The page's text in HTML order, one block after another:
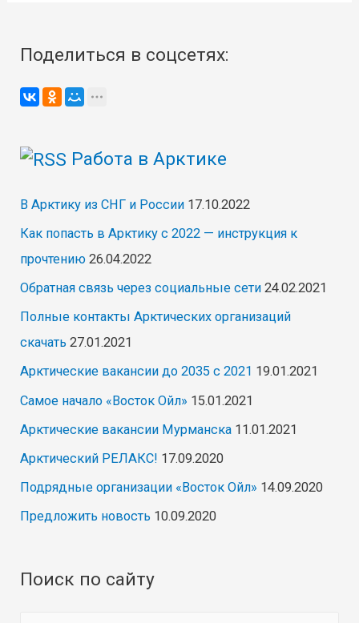
Поделиться в соцсетях:
Работа в Арктике
В Арктику из СНГ и России 17.10.2022
Как попасть в Арктику с 2022 — инструкция к
прочтению 26.04.2022
Обратная связь через социальные сети 24.02.2021
Полные контакты Арктических организаций
скачать 27.01.2021
Арктические вакансии до 2035 с 2021 19.01.2021
Самое начало «Восток Ойл» 15.01.2021
Арктические вакансии Мурманска 11.01.2021
Арктический РЕЛАКС! 17.09.2020
Подрядные организации «Восток Ойл» 14.09.2020
Предложить новость 10.09.2020
Поиск по сайту